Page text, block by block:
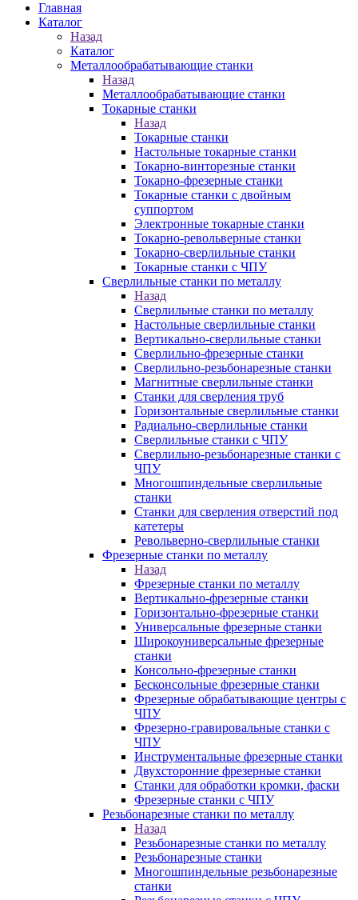
Главная
Каталог
Назад
Каталог
Металлообрабатывающие станки
Назад
Металлообрабатывающие станки
Токарные станки
Назад
Токарные станки
Настольные токарные станки
Токарно-винторезные станки
Токарно-фрезерные станки
Токарные станки с двойным
суппортом
Электронные токарные станки
Токарно-револьверные станки
Токарно-сверлильные станки
Токарные станки с ЧПУ
Сверлильные станки по металлу
Назад
Сверлильные станки по металлу
Настольные сверлильные станки
Вертикально-сверлильные станки
Сверлильно-фрезерные станки
Сверлильно-резьбонарезные станки
Магнитные сверлильные станки
Станки для сверления труб
Горизонтальные сверлильные станки
Радиально-сверлильные станки
Сверлильные станки с ЧПУ
Сверлильно-резьбонарезные станки с
ЧПУ
Многошпиндельные сверлильные
станки
Станки для сверления отверстий под
катетеры
Револьверно-сверлильные станки
Фрезерные станки по металлу
Назад
Фрезерные станки по металлу
Вертикально-фрезерные станки
Горизонтально-фрезерные станки
Универсальные фрезерные станки
Широкоуниверсальные фрезерные
станки
Консольно-фрезерные станки
Бесконсольные фрезерные станки
Фрезерные обрабатывающие центры с
ЧПУ
Фрезерно-гравировальные станки с
ЧПУ
Инструментальные фрезерные станки
Двухсторонние фрезерные станки
Станки для обработки кромки, фаски
Фрезерные станки с ЧПУ
Резьбонарезные станки по металлу
Назад
Резьбонарезные станки по металлу
Резьбонарезные станки
Многошпиндельные резьбонарезные
станки